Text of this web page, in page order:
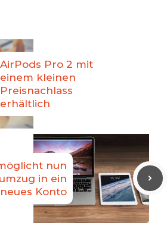
AirPods Pro 2 mit
einem kleinen
Preisnachlass
erhältlich
nun
in ein
neues Konto